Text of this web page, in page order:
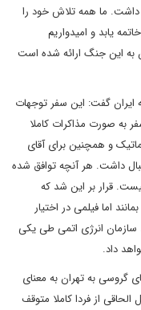
داشت. ما همه تلاش خود را
یابد و امیدواریم
به این جنگ ارائه شده است
ایران گفت: این سفر توجهات
به صورت مذاکرات کاملا
و همچنین برای آقای
داشت. هر آنچه توافق شده
قرار بر این شد که
اما فیلمی در اختیار
سازمان انرژی اتمی طی یکی
داد.
گروسی به تهران به معنای
از فردا کاملا متوقف